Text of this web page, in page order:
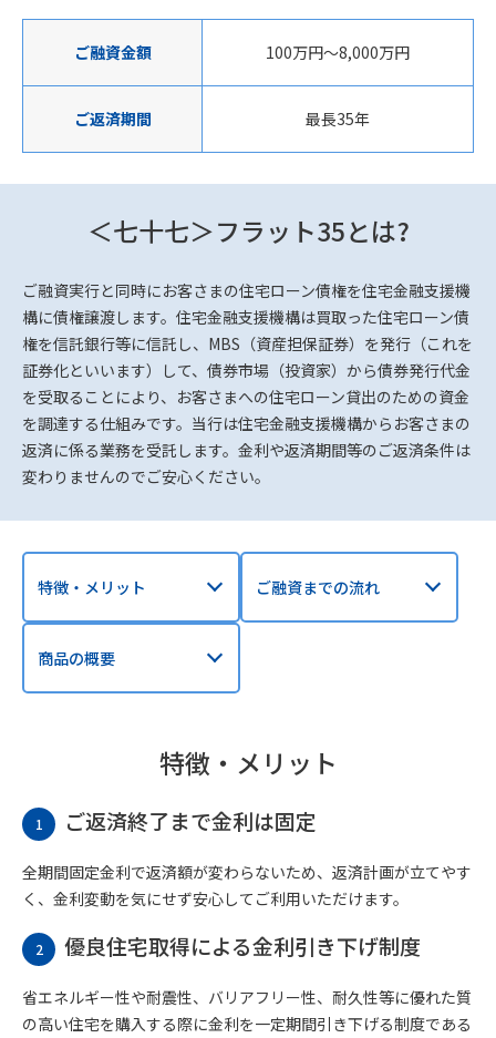
ご融資金額 100万円～8,000万円
ご返済期間 最長35年
＜七十七＞フラット35とは?
ご融資実行と同時にお客さまの住宅ローン債権を住宅金融支援機
構に債権譲渡します。住宅金融支援機構は買取った住宅ローン債
権を信託銀行等に信託し、MBS（資産担保証券）を発行（これを
証券化といいます）して、債券市場（投資家）から債券発行代金
を受取ることにより、お客さまへの住宅ローン貸出のための資金
を調達する仕組みです。当行は住宅金融支援機構からお客さまの
返済に係る業務を受託します。金利や返済期間等のご返済条件は
変わりませんのでご安心ください。
特徴・メリット ご融資までの流れ
商品の概要
特徴・メリット
1 ご返済終了まで金利は固定
全期間固定金利で返済額が変わらないため、返済計画が立てやす
く、金利変動を気にせず安心してご利用いただけます。
2 優良住宅取得による金利引き下げ制度
省エネルギー性や耐震性、バリアフリー性、耐久性等に優れた質
の高い住宅を購入する際に金利を一定期間引き下げる制度である